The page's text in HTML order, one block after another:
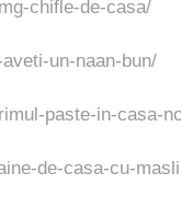
chifle-de-casa/
un-naan-bun/
paste-in-casa-
de-casa-cu-